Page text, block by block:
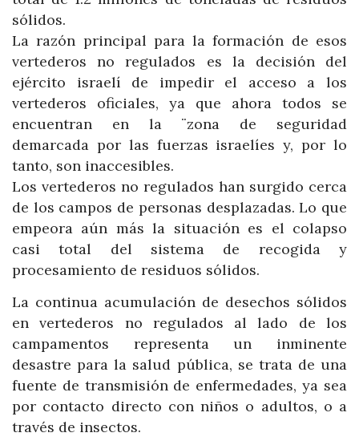
sólidos.
La razón principal para la formación de esos
vertederos no regulados es la decisión del
ejército israelí de impedir el acceso a los
vertederos oficiales, ya que ahora todos se
encuentran en la ¨zona de seguridad
demarcada por las fuerzas israelíes y, por lo
tanto, son inaccesibles.
Los vertederos no regulados han surgido cerca
de los campos de personas desplazadas. Lo que
empeora aún más la situación es el colapso
casi total del sistema de recogida y
procesamiento de residuos sólidos.
La continua acumulación de desechos sólidos
en vertederos no regulados al lado de los
campamentos representa un inminente
desastre para la salud pública, se trata de una
fuente de transmisión de enfermedades, ya sea
por contacto directo con niños o adultos, o a
través de insectos.